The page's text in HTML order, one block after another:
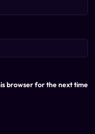
browser for the next time